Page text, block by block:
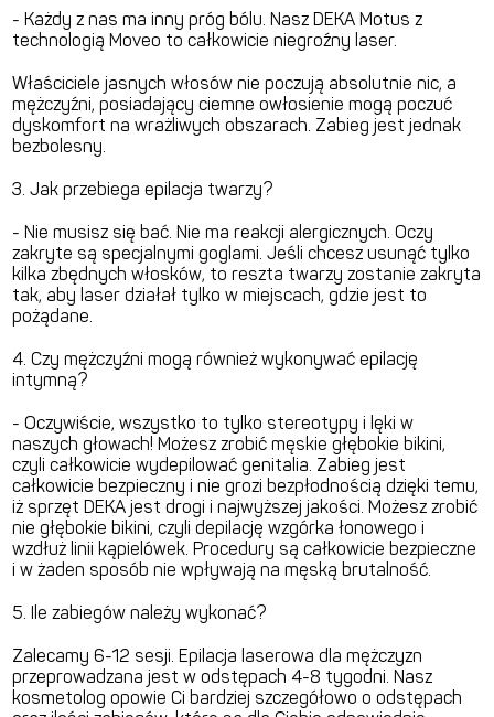
- Każdy z nas ma inny próg bólu. Nasz DEKA Motus z
technologią Moveo to całkowicie niegroźny laser.
Właściciele jasnych włosów nie poczują absolutnie nic, a
mężczyźni, posiadający ciemne owłosienie mogą poczuć
dyskomfort na wrażliwych obszarach. Zabieg jest jednak
bezbolesny.
3. Jak przebiega epilacja twarzy?
- Nie musisz się bać. Nie ma reakcji alergicznych. Oczy
zakryte są specjalnymi goglami. Jeśli chcesz usunąć tylko
kilka zbędnych włosków, to reszta twarzy zostanie zakryta
tak, aby laser działał tylko w miejscach, gdzie jest to
pożądane.
4. Czy mężczyźni mogą również wykonywać epilację
intymną?
- Oczywiście, wszystko to tylko stereotypy i lęki w
naszych głowach! Możesz zrobić męskie głębokie bikini,
czyli całkowicie wydepilować genitalia. Zabieg jest
całkowicie bezpieczny i nie grozi bezpłodnością dzięki temu,
iż sprzęt DEKA jest drogi i najwyższej jakości. Możesz zrobić
nie głębokie bikini, czyli depilację wzgórka łonowego i
wzdłuż linii kąpielówek. Procedury są całkowicie bezpieczne
i w żaden sposób nie wpływają na męską brutalność.
5. Ile zabiegów należy wykonać?
Zalecamy 6-12 sesji. Epilacja laserowa dla mężczyzn
przeprowadzana jest w odstępach 4-8 tygodni. Nasz
kosmetolog opowie Ci bardziej szczegółowo o odstępach